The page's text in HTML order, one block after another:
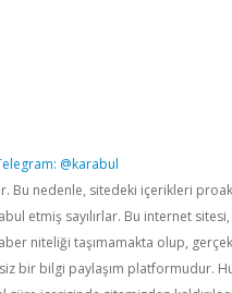
@karabul
Bu nedenle, sitedeki içerikleri
etmiş sayılırlar. Bu internet
niteliği taşımamakta olup,
bir bilgi paylaşım platformudur.